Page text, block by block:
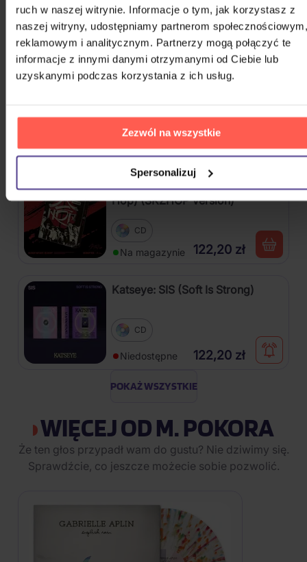
ruch w naszej witrynie. Informacje o tym, jak korzystasz z
naszej witryny, udostępniamy partnerom społecznościowym,
reklamowym i analitycznym. Partnerzy mogą połączyć te
informacje z innymi danymi otrzymanymi od Ciebie lub
uzyskanymi podczas korzystania z ich usług.
Zezwól na wszystkie
Spersonalizuj
3CD
Na magazynie 75,10 zł
Katseye: Beautiful Chaos
CD
Hop) (SKZHOP Version)
CD
Na magazynie 122,20 zł
Katseye: SIS (Soft Is Strong)
CD
Niedostępne 122,20 zł
POKAŻ WSZYSTKIE
WIĘCEJ OD M. POKORA
Że ten głos przypadł wam do gustu? Nie dziwimy się.
Sprawdźcie, co jeszcze możecie sobie pozwolić.